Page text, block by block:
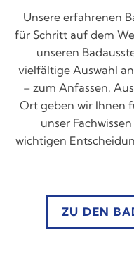
Unsere erfahrenen
für Schritt auf dem
unseren
vielfältige Auswahl
– zum Anfassen,
Ort geben wir Ihnen
unser
wichtigen
ZU DEN